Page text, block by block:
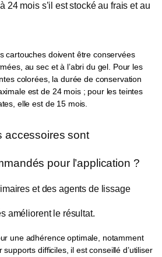
24 mois s’il est stocké au frais et au
cartouches doivent être conservées
au sec et à l’abri du gel. Pour les
colorées, la durée de conservation
est de 24 mois ; pour les teintes
elle est de 15 mois.
accessoires sont
pour l’application ?
et des agents de lissage
améliorent le résultat.
une adhérence optimale, notamment
supports difficiles, il est conseillé d’utiliser